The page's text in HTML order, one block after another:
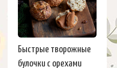
Быстрые творожные
булочки с орехами